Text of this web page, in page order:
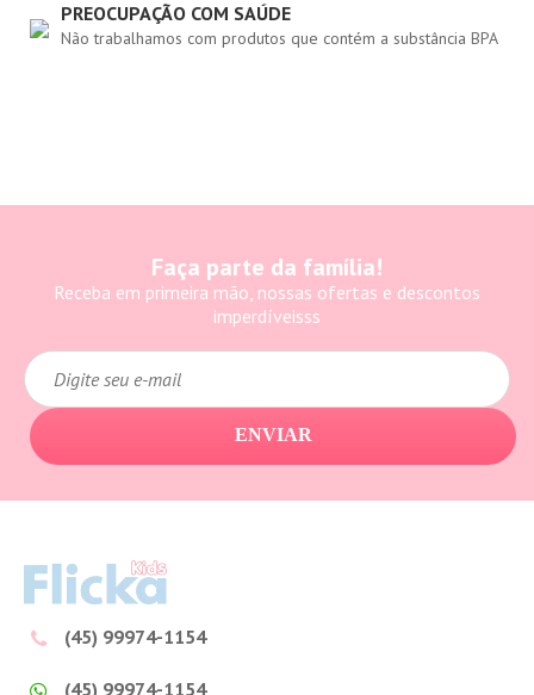
PREOCUPAÇÃO COM SAÚDE
Não trabalhamos com produtos que contém a substância BPA
Faça parte da família!
Receba em primeira mão, nossas ofertas e descontos
imperdíveisss
ENVIAR
(45) 99974-1154
(45) 99974-1154